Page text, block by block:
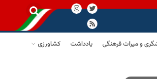
و میراث فرهنگی یادداشت
کشاورزی